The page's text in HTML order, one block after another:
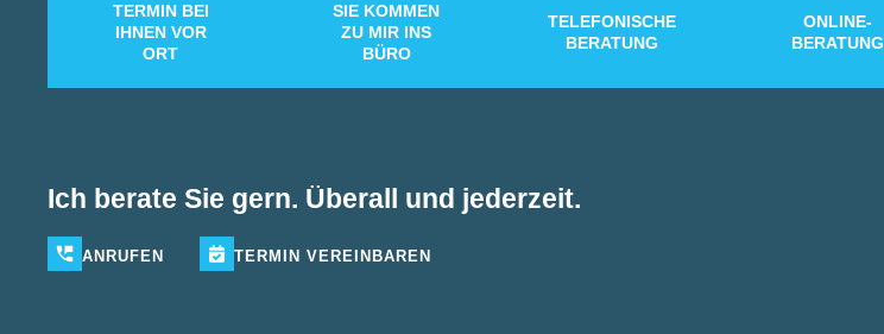
TERMIN BEI
IHNEN VOR
ORT
SIE KOMMEN
ZU MIR INS
BÜRO
TELEFONISCHE
BERATUNG
ONLINE-
BERATUNG
Ich berate Sie gern. Überall und jederzeit.
ANRUFEN TERMIN VEREINBAREN